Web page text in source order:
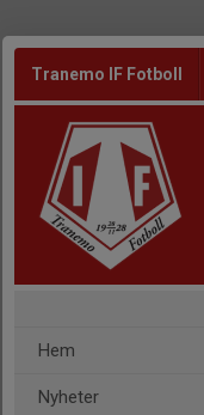
Tranemo IF Fotboll
Hem
Nyheter